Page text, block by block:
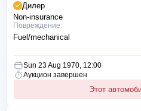
Дилер
Non-insurance
Повреждение:
Fuel/mechanical
Sun 23 Aug 1970, 12:00
Аукцион завершен
Этот